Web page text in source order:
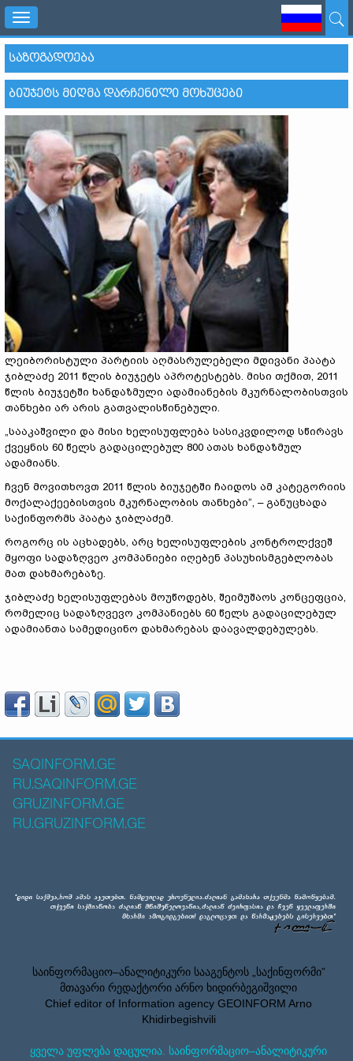
Toggle
navigation
ᲡᲐᲖᲝᲒᲐᲓᲝᲔᲑᲐ
ᲑᲘᲣᲯᲔᲢᲡ ᲛᲘᲦᲛᲐ ᲓᲐᲠᲩᲔᲜᲘᲚᲘ ᲛᲝᲮᲣᲪᲔᲑᲘ
ლეიბორისტული პარტიის აღმასრულებელი მდივანი პაატა
ჯიბლაძე 2011 წლის ბიუჯეტს აპროტესტებს. მისი თქმით, 2011
წლის ბიუჯეტში ხანდაზმული ადამიანების მკურნალობისთვის
თანხები არ არის გათვალისწინებული.
„სააკაშვილი და მისი ხელისუფლება სასიკვდილოდ სწირავს
ქვეყნის 60 წელს გადაცილებულ 800 ათას ხანდაზმულ
ადამიანს.
ჩვენ მოვითხოვთ 2011 წლის ბიუჯეტში ჩაიდოს ამ კატეგორიის
მოქალაქეებისთვის მკურნალობის თანხები“, – განუცხადა
საქინფორმს პაატა ჯიბლაძემ.
როგორც ის აცხადებს, არც ხელისუფლების კონტროლქვეშ
მყოფი სადაზღვეო კომპანიები იღებენ პასუხისმგებლობას
მათ დახმარებაზე.
ჯიბლაძე ხელისუფლებას მოუწოდებს, შეიმუშაოს კონცეფცია,
რომელიც სადაზღვევო კომპანიებს 60 წელს გადაცილებულ
ადამიანთა სამედიცინო დახმარებას დაავალდებულებს.
SAQINFORM.GE
RU.SAQINFORM.GE
GRUZINFORM.GE
RU.GRUZINFORM.GE
საინფორმაციო–ანალიტიკური სააგენტოს „საქინფორმი”
მთავარი რედაქტორი არნო ხიდირბეგიშვილი
Chief editor of Information agency GEOINFORM Arno
Khidirbegishvili
ყველა უფლება დაცულია. საინფორმაციო–ანალიტიკური